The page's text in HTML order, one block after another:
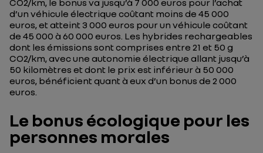
CO2/km, le bonus va jusqu’à 7 000 euros pour l’achat
d’un véhicule électrique coûtant moins de 45 000
euros, et atteint 3 000 euros pour un véhicule coûtant
de 45 000 à 60 000 euros. Les hybrides rechargeables
dont les émissions sont comprises entre 21 et 50 g
CO2/km, avec une autonomie électrique allant jusqu’à
50 kilomètres et dont le prix est inférieur à 50 000
euros, bénéficient quant à eux d’un bonus de 2 000
euros.
Le bonus écologique pour les
personnes morales